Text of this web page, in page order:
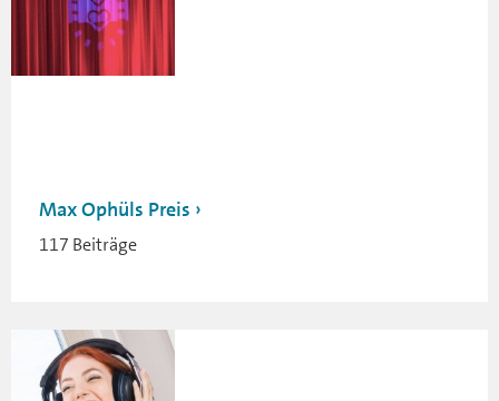
Max Ophüls Preis
117 Beiträge